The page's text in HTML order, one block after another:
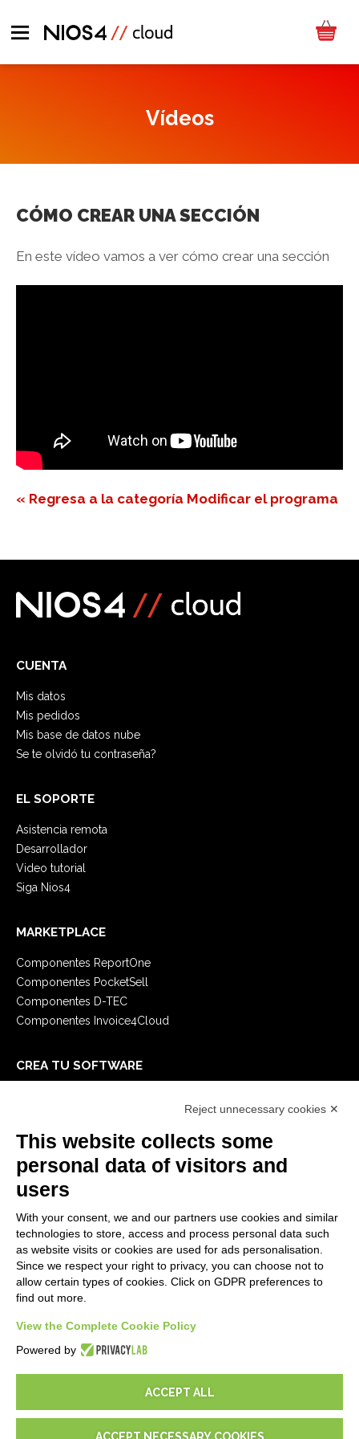
Vídeos
CÓMO CREAR UNA SECCIÓN
En este vídeo vamos a ver cómo crear una sección
« Regresa a la categoría Modificar el programa
CUENTA
Mis datos
Mis pedidos
Mis base de datos nube
Se te olvidó tu contraseña?
EL SOPORTE
Asistencia remota
Desarrollador
Video tutorial
Siga Nios4
MARKETPLACE
Componentes ReportOne
Componentes PocketSell
Componentes D-TEC
Componentes Invoice4Cloud
CREA TU SOFTWARE
E-Book
LEGALES
Informativas Privacidad
Security Policy
Documentación contractual y RGPD
Condiciones generales de suministro
Condiciones del servicio de soporte
Configuraciones cookie
Reject unnecessary cookies ✕
This website collects some
personal data of visitors and
users
With your consent, we and our partners use cookies and similar
technologies to store, access and process personal data such
as website visits or cookies are used for ads personalisation.
Since we respect your right to privacy, you can choose not to
allow certain types of cookies. Click on GDPR preferences to
find out more.
View the Complete Cookie Policy
Powered by
ACCEPT ALL
ACCEPT NECESSARY COOKIES